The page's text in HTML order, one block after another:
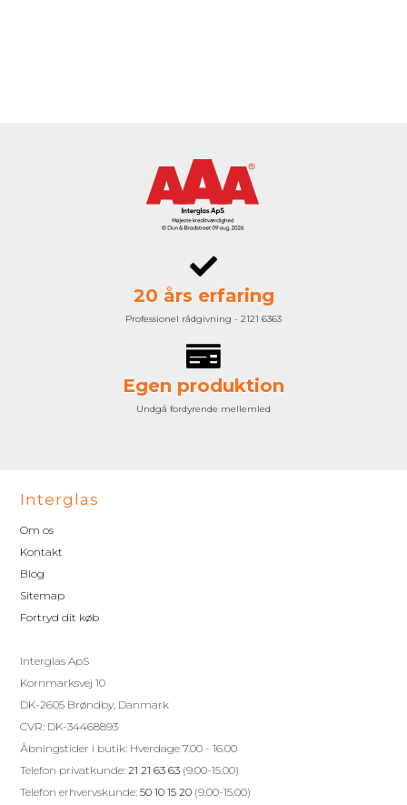
20 års erfaring
Professionel rådgivning - 2121 6363
Egen produktion
Undgå fordyrende mellemled
Interglas
Om os
Kontakt
Blog
Sitemap
Fortryd dit køb
Interglas ApS
Kornmarksvej 10
DK-2605 Brøndby, Danmark
CVR: DK-34468893
Åbningstider i butik: Hverdage 7.00 - 16.00
Telefon privatkunde:21 21 63 63 (9.00-15.00)
Telefon erhvervskunde:50 10 15 20 (9.00-15.00)